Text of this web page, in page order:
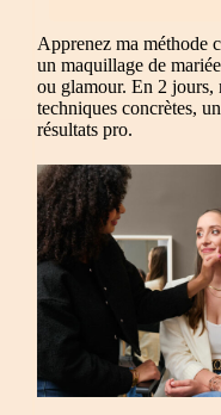
Apprenez ma méthode
un maquillage de
ou glamour. En 2 jours,
techniques concrètes,
résultats pro.